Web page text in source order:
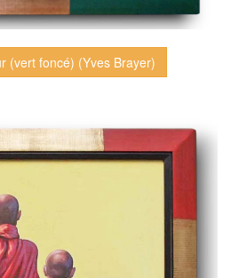
(vert foncé) (Yves Brayer)